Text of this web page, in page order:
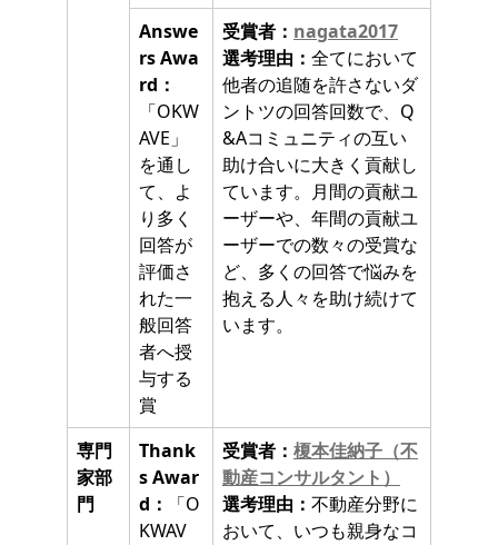
Answe
rs Awa
rd：
「OKW
AVE」
を通し
て、よ
り多く
回答が
評価さ
れた一
般回答
者へ授
与する
賞
受賞者： nagata2017
選考理由： 全てにおいて
他者の追随を許さないダ
ントツの回答回数で、Q
&Aコミュニティの互い
助け合いに大きく貢献し
ています。月間の貢献ユ
ーザーや、年間の貢献ユ
ーザーでの数々の受賞な
ど、多くの回答で悩みを
抱える人々を助け続けて
います。
専門
家部
門
Thank
s Awar
d：
「O
KWAV
受賞者： 榎本佳納子（不
動産コンサルタント）
選考理由： 不動産分野に
おいて、いつも親身なコ